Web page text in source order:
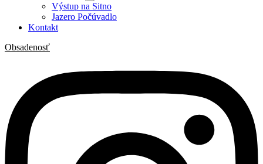
Výstup na Sitno
Jazero Počúvadlo
Kontakt
Obsadenosť